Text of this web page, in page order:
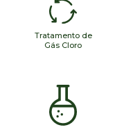
Tratamento de
Gás Cloro
mais…